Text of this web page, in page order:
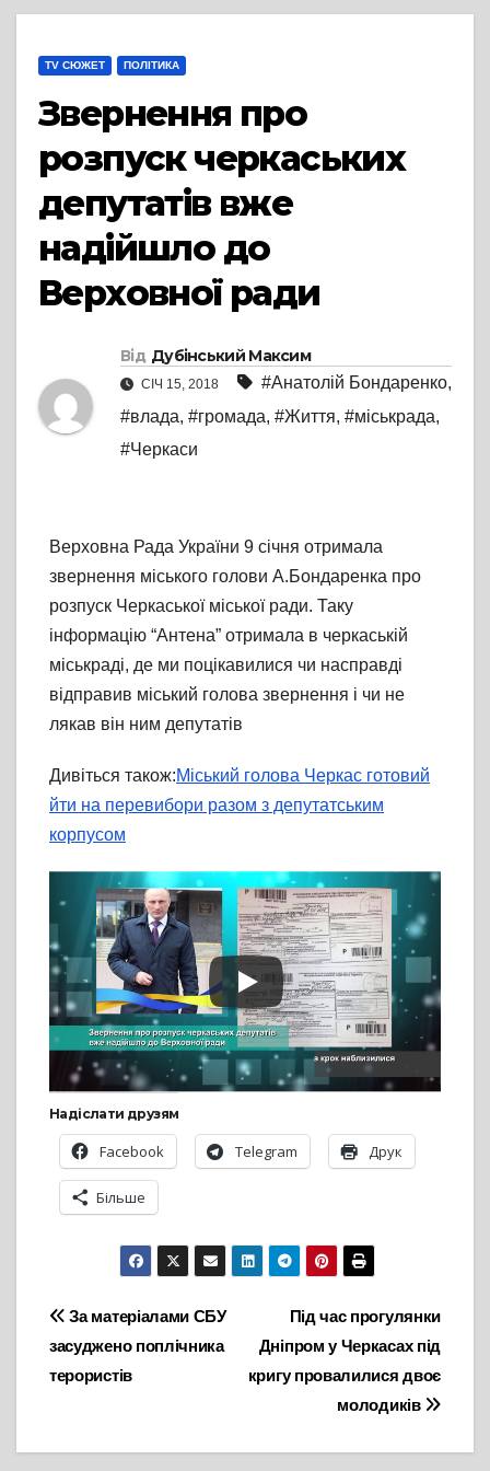
TV СЮЖЕТ ПОЛІТИКА
Звернення про
розпуск черкаських
депутатів вже
надійшло до
Верховної ради
Від Дубінський Максим
СІЧ 15, 2018 #Анатолій Бондаренко,
#влада, #громада, #Життя, #міськрада,
#Черкаси
Верховна Рада України 9 січня отримала
звернення міського голови А.Бондаренка про
розпуск Черкаської міської ради. Таку
інформацію “Антена” отримала в черкаській
міськраді, де ми поцікавилися чи насправді
відправив міський голова звернення і чи не
лякав він ним депутатів
Дивіться також:Міський голова Черкас готовий
йти на перевибори разом з депутатським
корпусом
Надіслати друзям
Facebook Telegram Друк
Більше
Навігація
записів
Під час прогулянки
Дніпром у Черкасах під
кригу провалилися двоє
молодиків
За матеріалами СБУ
засуджено поплічника
терористів